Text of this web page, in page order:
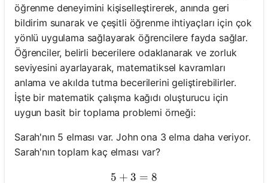
öğrenme deneyimini kişiselleştirerek, anında geri
bildirim sunarak ve çeşitli öğrenme ihtiyaçları için çok
yönlü uygulama sağlayarak öğrencilere fayda sağlar.
Öğrenciler, belirli becerilere odaklanarak ve zorluk
seviyesini ayarlayarak, matematiksel kavramları
anlama ve akılda tutma becerilerini geliştirebilirler.
İşte bir matematik çalışma kağıdı oluşturucu için
uygun basit bir toplama problemi örneği:
Sarah'nın 5 elması var. John ona 3 elma daha veriyor.
Sarah'nın toplam kaç elması var?
5 + 3 = 8
5 + 3 = 8